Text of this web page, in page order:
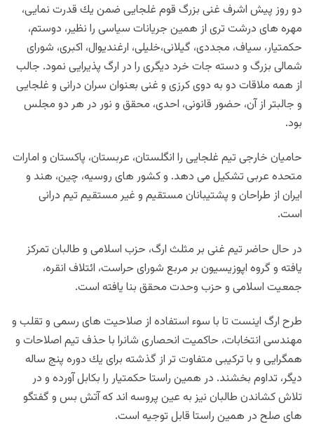
دو روز پيش اشرف غنى بزرگ قوم غلجايى ضمن يك قدرت نمايى،
مهره هاى درشت ترى از همين جريانات سياسى را نظير، دوستم،
حكمتيار، سياف، مجددى، گيلانى،خليلى، ارغنديوال، اكبرى، شوراى
شمالى بزرگ و دسته جات خرد ديگرى را در ارگ پذيرايى نمود. جالب
از همه ملاقات دو به دوى كرزى و غنى بعنوان سران درانى و غلجايى
و جالبتر از آن، حضور قانونى، احدى، محقق و نور در هر دو مجلس
بود.
حاميان خارجى تيم غلجايى را انگلستان، عربستان، پاكستان و امارات
متحده عربى تشكيل مى دهد. و كشور هاى روسيه، چين، هند و
ايران از طراحان و پشتيبانان مستقيم و غير مستقيم تيم درانى
است.
در حال حاضر تيم غنى بر مثلث ارگ، حزب اسلامى و طالبان تمركز
يافته و گروه اپوزيسيون بر مربع شوراى حراست، ائتلاف انقره،
جمعيت اسلامى و حزب وحدت محقق بنا يافته است.
طرح ارگ اينست تا با سوء استفاده از صلاحيت هاى رسمى و تقلب و
مهندسى انتخابات، حاكميت انحصارى شانرا با حذف تيم اصلاحات و
همگرايى و با تركيبى متفاوت تر از گذشته براى يك دوره پنج ساله
ديگر، تداوم بخشند. در همين راستا حكمتيار را بكابل آورده و در
تلاش كشاندن طالبان نيز به عين پروسه اند كه آتش بس و گفتگو
هاى صلح در همين راستا قابل توجيه است.